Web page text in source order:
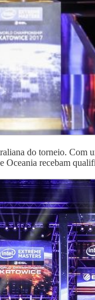
do torneio. Com
recebam